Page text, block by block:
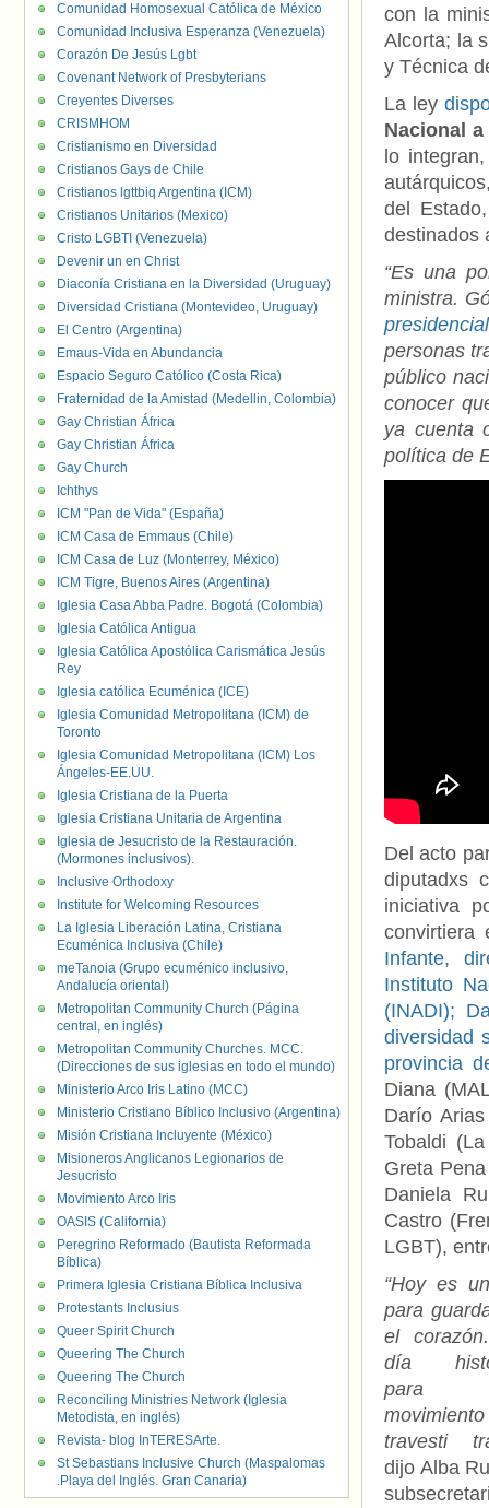
con la
Alcorta; la
y Técnica
La ley
Nacional
lo
del
destinados
“Es una
ministra.
presidencial
personas
público
conocer
ya cuenta
política de
Del acto
diputadxs
iniciativa
convirtiera
Infante,
Instituto
(INADI);
diversidad
provincia
Diana
Darío
Tobaldi
Greta
Daniela
Castro
LGBT),
“Hoy es
para
el
día
para
movimiento
travesti
dijo Alba
Comunidad Homosexual Católica de México
Comunidad Inclusiva Esperanza (Venezuela)
Corazón De Jesús Lgbt
Covenant Network of Presbyterians
Creyentes Diverses
CRISMHOM
Cristianismo en Diversidad
Cristianos Gays de Chile
Cristianos lgttbiq Argentina (ICM)
Cristianos Unitarios (Mexico)
Cristo LGBTI (Venezuela)
Devenir un en Christ
Diaconía Cristiana en la Diversidad (Uruguay)
Diversidad Cristiana (Montevideo, Uruguay)
El Centro (Argentina)
Emaus-Vida en Abundancia
Espacio Seguro Católico (Costa Rica)
Fraternidad de la Amistad (Medellin, Colombia)
Gay Christian África
Gay Christian África
Gay Church
Ichthys
ICM "Pan de Vida" (España)
ICM Casa de Emmaus (Chile)
ICM Casa de Luz (Monterrey, México)
ICM Tigre, Buenos Aires (Argentina)
Iglesia Casa Abba Padre. Bogotá (Colombia)
Iglesia Católica Antigua
Iglesia Católica Apostólica Carismática Jesús
Rey
Iglesia católica Ecuménica (ICE)
Iglesia Comunidad Metropolitana (ICM) de
Toronto
Iglesia Comunidad Metropolitana (ICM) Los
Ángeles-EE.UU.
Iglesia Cristiana de la Puerta
Iglesia Cristiana Unitaria de Argentina
Iglesia de Jesucristo de la Restauración.
(Mormones inclusivos).
Inclusive Orthodoxy
Institute for Welcoming Resources
La Iglesia Liberación Latina, Cristiana
Ecuménica Inclusiva (Chile)
meTanoia (Grupo ecuménico inclusivo,
Andalucía oriental)
Metropolitan Community Church (Página
central, en inglés)
Metropolitan Community Churches. MCC.
(Direcciones de sus iglesias en todo el mundo)
Ministerio Arco Iris Latino (MCC)
Ministerio Cristiano Bíblico Inclusivo (Argentina)
Misión Cristiana Incluyente (México)
Misioneros Anglicanos Legionarios de
Jesucristo
Movimiento Arco Iris
OASIS (California)
Peregrino Reformado (Bautista Reformada
Bíblica)
Primera Iglesia Cristiana Bíblica Inclusiva
Protestants Inclusius
Queer Spirit Church
Queering The Church
Queering The Church
Reconciling Ministries Network (Iglesia
Metodista, en inglés)
Revista- blog InTERESArte.
St Sebastians Inclusive Church (Maspalomas
.Playa del Inglés. Gran Canaria)